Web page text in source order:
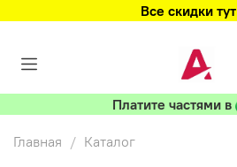
Все скидки тут
Платите частями в
Главная Каталог